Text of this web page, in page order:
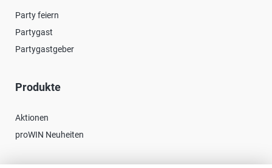
Party feiern
Partygast
Partygastgeber
Produkte
Aktionen
proWIN Neuheiten